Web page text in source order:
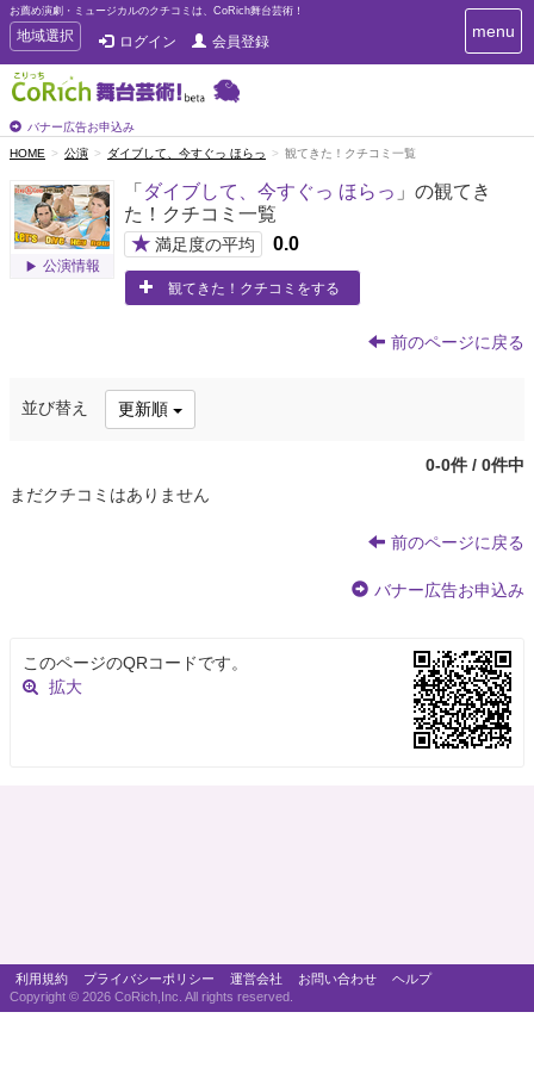
お薦め演劇・ミュージカルのクチコミは、CoRich舞台芸術！
T
o
g
g
e
n
v
i
g
地域選択 ログイン 会員登録
バナー広告お申込み
T
o
a
i
menu
HOME 公演 ダイブして、今すぐっ ほらっ 観てきた！クチコミ一覧
公演情報
「 ダイブして、今すぐっ ほらっ 」の観てき
た！クチコミ一覧
★ 満足度の平均 0.0
観てきた！クチコミをする
前のページに戻る
並び替え 更新順
0-0件 / 0件中
まだクチコミはありません
前のページに戻る
バナー広告お申込み
このページのQRコードです。
拡大
利用規約 プライバシーポリシー 運営会社 お問い合わせ
ヘルプ
Copyright © 2026 CoRich,Inc. All rights reserved.